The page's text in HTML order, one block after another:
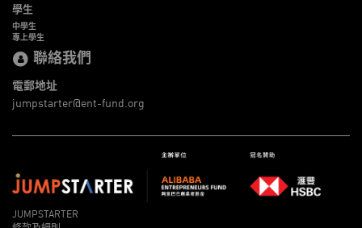
學生
中學生
專上學生
聯絡我們
電郵地址
jumpstarter@ent-fund.org
JUMPSTARTER